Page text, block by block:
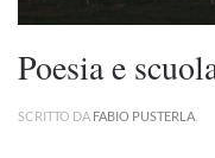
Poesia e
SCRITTO DA FABIO PUSTERLA